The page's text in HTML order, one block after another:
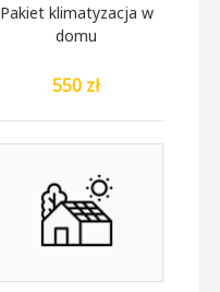
Pakiet klimatyzacja w
domu
550 zł